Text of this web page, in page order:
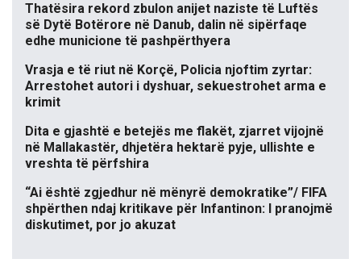
Thatësira rekord zbulon anijet naziste të Luftës
së Dytë Botërore në Danub, dalin në sipërfaqe
edhe municione të pashpërthyera
Vrasja e të riut në Korçë, Policia njoftim zyrtar:
Arrestohet autori i dyshuar, sekuestrohet arma e
krimit
Dita e gjashtë e betejës me flakët, zjarret vijojnë
në Mallakastër, dhjetëra hektarë pyje, ullishte e
vreshta të përfshira
“Ai është zgjedhur në mënyrë demokratike”/ FIFA
shpërthen ndaj kritikave për Infantinon: I pranojmë
diskutimet, por jo akuzat